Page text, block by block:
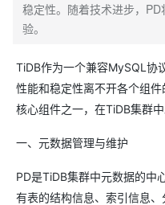
稳定性。随着技术进步，
验。
TiDB作为一个兼容MySQL协
性能和稳定性离不开各个组
核心组件之一，在TiDB集群
一、元数据管理与维护
PD是TiDB集群中元数据的中
有表的结构信息、索引信息